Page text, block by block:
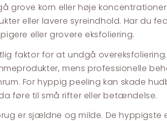
grove korn eller høje
eller lavere syreindhold. Har du
eller grovere eksfoliering.
faktor for at undgå
mens professionelle
For hyppig peeling kan skade
føre til små rifter eller betændelse.
er sjældne og milde. De hyppigste